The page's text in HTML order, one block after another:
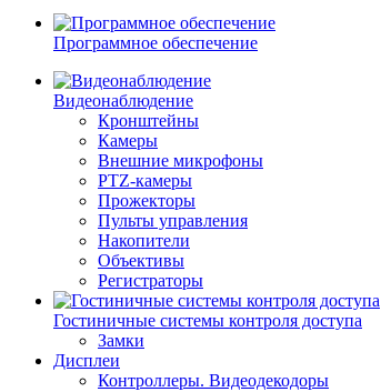
Программное обеспечение
Видеонаблюдение
Кронштейны
Камеры
Внешние микрофоны
PTZ-камеры
Прожекторы
Пульты управления
Накопители
Объективы
Регистраторы
Гостиничные системы контроля доступа
Замки
Дисплеи
Контроллеры. Видеодекодоры